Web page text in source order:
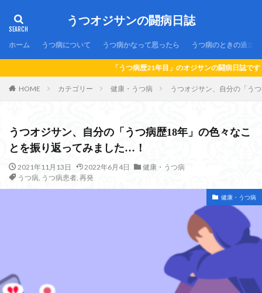
うつオジサンの闘病日誌
ホーム うつ病について うつ病かなって思ったら うつ病のときの過ご
「うつ病歴21年目」のオジサンの闘病日誌です！「うつ病」かな
HOME カテゴリー 健康・うつ病 うつオジサン、自分の「う
うつオジサン、自分の「うつ病歴18年」の色々なこ
とを振り返ってみました…！
2021年11月13日 2022年6月4日
健康・うつ病
うつ病, うつ病患者, 再発
健康・うつ病